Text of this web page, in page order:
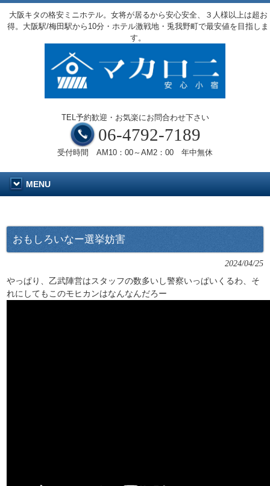
大阪キタの格安ミニホテル。女将が居るから安心安全、３人様以上は超お
得。大阪駅/梅田駅から10分・ホテル激戦地・兎我野町で最安値を目指しま
す。
TEL予約歓迎・お気楽にお問合わせ下さい
06-4792-7189
受付時間 AM10：00～AM2：00 年中無休
MENU
おもしろいなー選挙妨害
2024/04/25
やっぱり、乙武陣営はスタッフの数多いし警察いっぱいくるわ、そ
れにしてもこのモヒカンはなんなんだろー